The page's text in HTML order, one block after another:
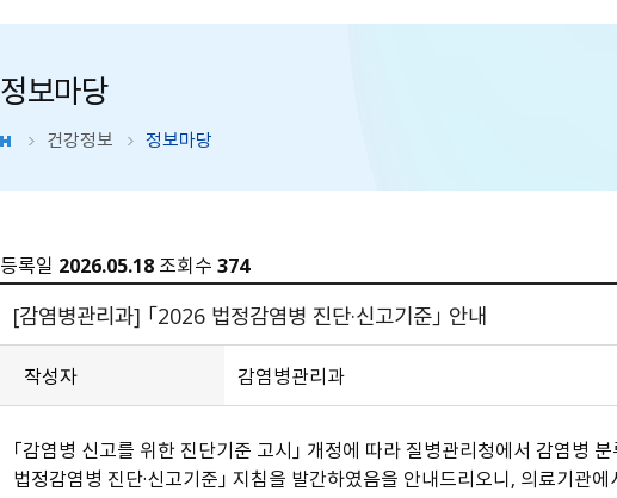
정보마당
건강정보 정보마당
등록일 2026.05.18 조회수 374
[감염병관리과] 「2026 법정감염병 진단·신고기준」 안내
작성자 감염병관리과
「감염병 신고를 위한 진단기준 고시」 개정에 따라 질병관리청에서 감염병
법정감염병 진단·신고기준」 지침을 발간하였음을 안내드리오니, 의료기관